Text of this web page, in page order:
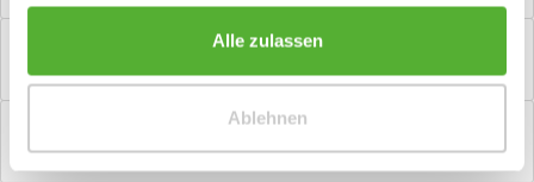
Alle zulassen
Ablehnen
Bewertungen lesen, schreiben und diskutieren...mehr
mehr